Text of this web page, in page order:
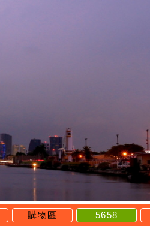
購物區 5658